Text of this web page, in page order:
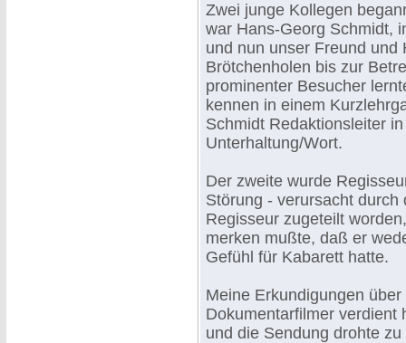
Zwei junge Kollegen
war Hans-Georg Schmidt,
und nun unser Freund und
Brötchenholen bis zur
prominenter Besucher
kennen in einem
Schmidt Redaktionsleiter
Unterhaltung/Wort.
Der zweite wurde
Störung - verursacht
Regisseur zugeteilt
merken mußte, daß er
Gefühl für Kabarett hatte.
Meine Erkundigungen
Dokumentarfilmer verdient
und die Sendung drohte